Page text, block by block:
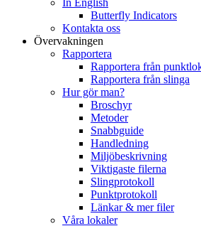
Butterfly Indicators
Kontakta oss
Övervakningen
Rapportera
Rapportera från
Rapportera från slinga
Hur gör man?
Broschyr
Metoder
Snabbguide
Handledning
Miljöbeskrivning
Viktigaste filerna
Slingprotokoll
Punktprotokoll
Länkar & mer filer
Våra lokaler